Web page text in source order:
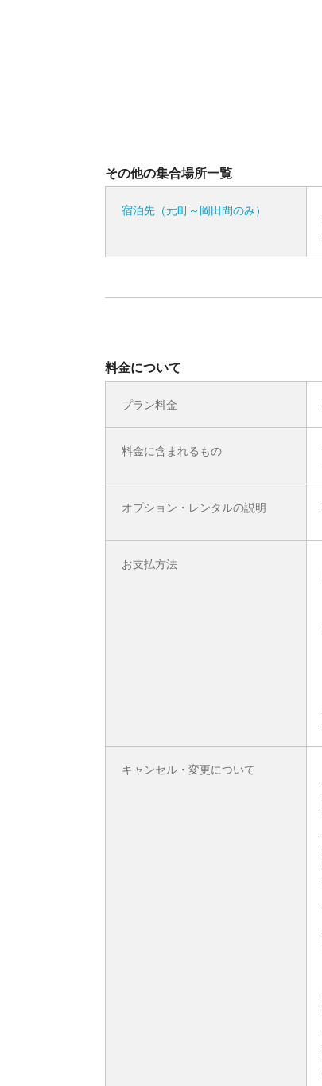
その他の集合場所一覧
宿泊先（元町～岡田間のみ）
料金について
プラン料金
料金に含まれるもの
オプション・レンタルの説明
お支払方法
キャンセル・変更について